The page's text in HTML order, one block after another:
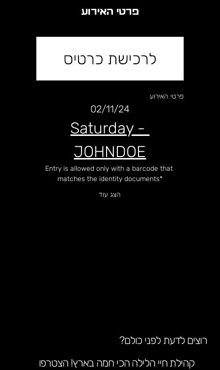
פרטי האירוע
פרטי האירוע
02/11/24
Saturday -
JOHNDOE
Entry is allowed only with a barcode that
matches the identity documents*
הצג עוד
קהילת חיי הלילה הכי חמה בארץ! הצטרפו
רוצים לדעת לפני כולם?